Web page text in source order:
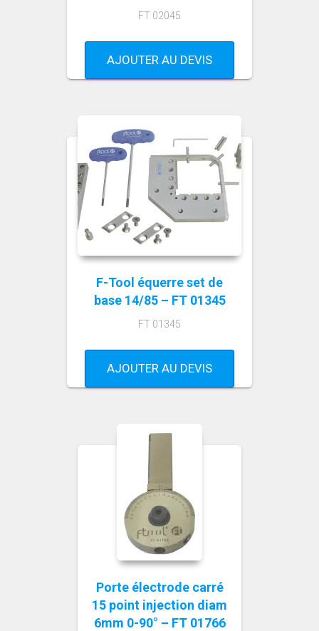
FT 02045
AJOUTER AU DEVIS
F-Tool équerre set de
base 14/85 – FT 01345
FT 01345
AJOUTER AU DEVIS
Porte électrode carré
15 point injection diam
6mm 0-90° – FT 01766